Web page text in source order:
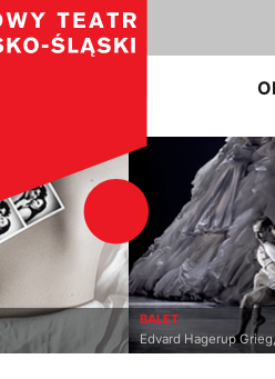
BALET
Edvard Hagerup Grieg, Jeroen